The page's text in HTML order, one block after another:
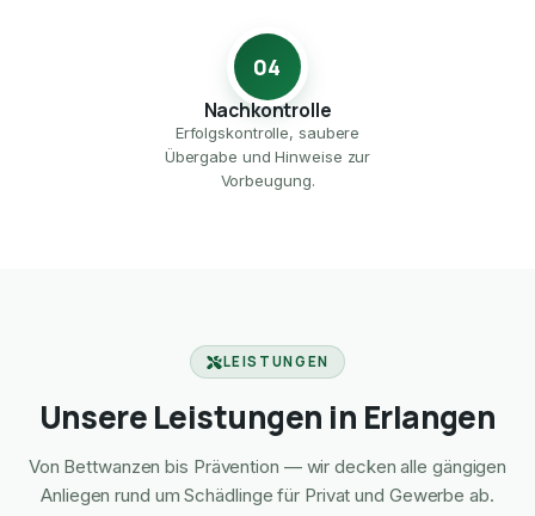
04
Nachkontrolle
Erfolgskontrolle, saubere
Übergabe und Hinweise zur
Vorbeugung.
LEISTUNGEN
Unsere Leistungen in Erlangen
Von Bettwanzen bis Prävention — wir decken alle gängigen
Anliegen rund um Schädlinge für Privat und Gewerbe ab.